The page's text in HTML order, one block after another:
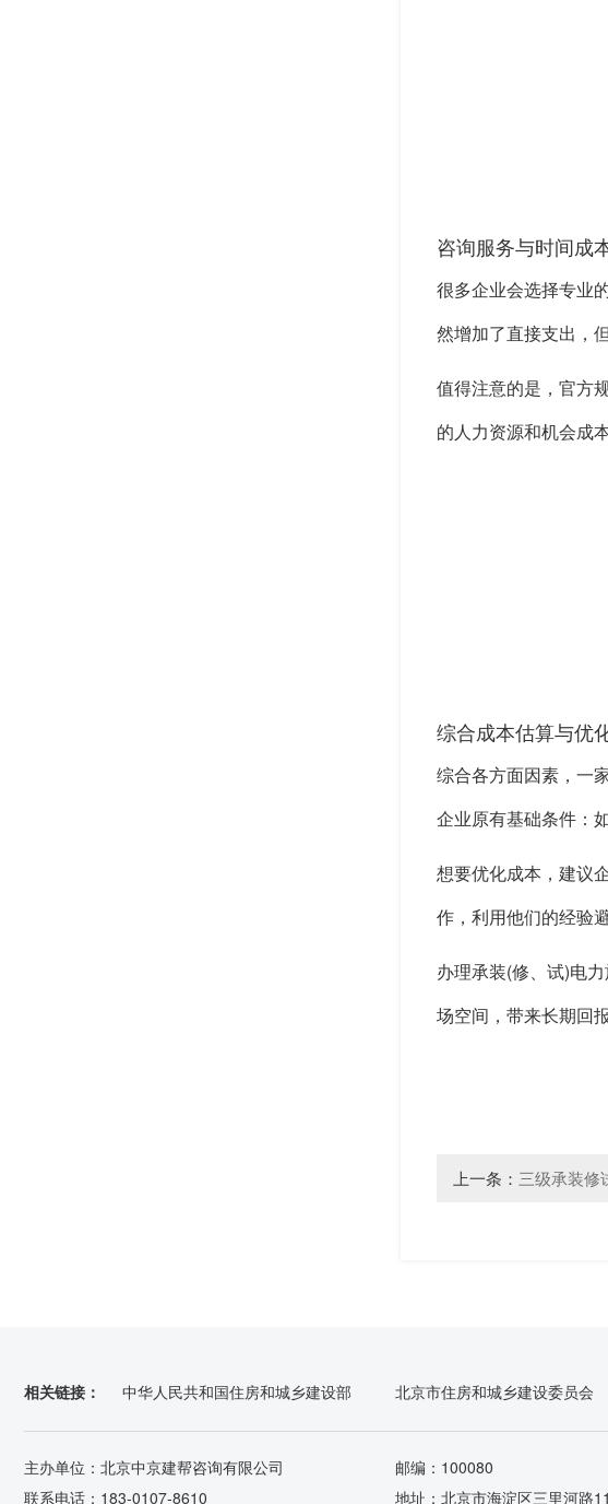
咨询服务与时间成
很多企业会选择专业
然增加了直接支出，
值得注意的是，官方
的人力资源和机会成
综合成本估算与优
综合各方面因素，一
企业原有基础条件：
想要优化成本，建议
作，利用他们的经验
办理承装(修、试)电
场空间，带来长期回报
上一条： 三级承装修
相关链接： 中华人民共和国住房和城乡建设部 北京市住房和城乡建设委员会
主办单位：北京中京建帮咨询有限公司
邮编：100080
联系电话：183-0107-8610
地址：北京市海淀区三里河路